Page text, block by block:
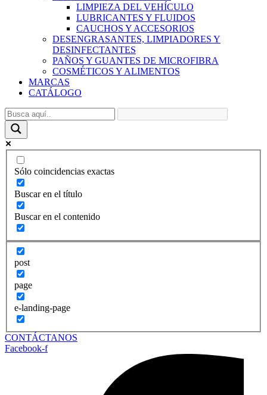
LIMPIEZA DEL VEHÍCULO
LUBRICANTES Y FLUIDOS
CAUCHOS Y ACCESORIOS
DESENGRASANTES, LIMPIADORES Y
DESINFECTANTES
PAÑOS Y GUANTES DE MICROFIBRA
COSMÉTICOS Y ALIMENTOS
MARCAS
CATÁLOGO
Sólo coincidencias exactas
Buscar en el título
Buscar en el contenido
post
page
e-landing-page
CONTÁCTANOS
Facebook-f